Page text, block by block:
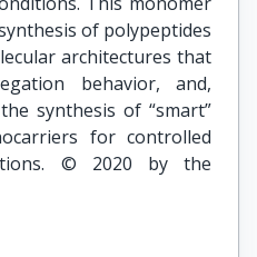
of polypeptides
architectures that
behavior, and,
synthesis of “smart”
for controlled
© 2020 by the